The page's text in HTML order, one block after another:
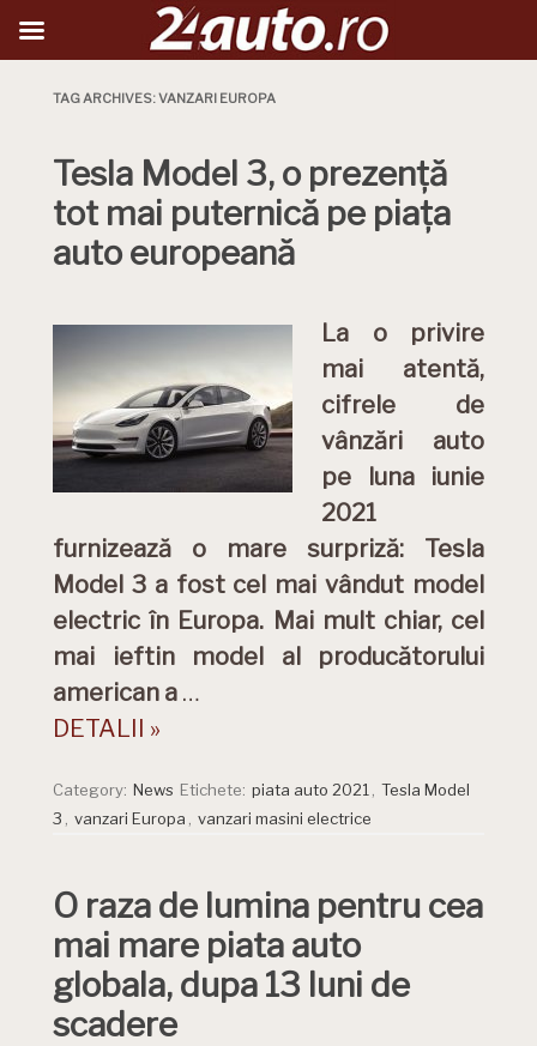
TAG ARCHIVES:VANZARI EUROPA
Tesla Model 3, o prezență
tot mai puternică pe piața
auto europeană
La o privire
mai atentă,
cifrele de
vânzări auto
pe luna iunie
2021
furnizează o mare surpriză: Tesla
Model 3 a fost cel mai vândut model
electric în Europa. Mai mult chiar, cel
mai ieftin model al producătorului
american a …
DETALII »
Category: News Etichete: piata auto 2021
Tesla Model
3
vanzari Europa vanzari masini electrice
O raza de lumina pentru cea
mai mare piata auto
globala, dupa 13 luni de
scadere